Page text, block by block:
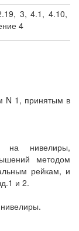
3, 4.1, 4.10,
4
N 1, принятым в
на нивелиры,
методом
рейкам, и
и 2.